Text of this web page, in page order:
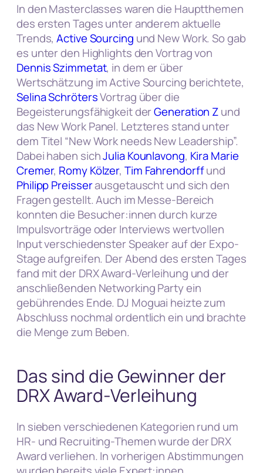
In den Masterclasses waren die Hauptthemen
des ersten Tages unter anderem aktuelle
Trends,Active Sourcing und New Work. So gab
es unter den Highlights den Vortrag von
Dennis Szimmetat, in dem er über
Wertschätzung im Active Sourcing berichtete,
Selina SchrötersVortrag über die
Begeisterungsfähigkeit derGeneration Zund
das New Work Panel. Letzteres stand unter
dem Titel “New Work needs New Leadership”.
Dabei haben sichJulia Kounlavong, Kira Marie
Cremer, Romy Kölzer, Tim Fahrendorffund
Philipp Preisserausgetauscht und sich den
Fragen gestellt. Auch im Messe-Bereich
konnten die Besucher:innen durch kurze
Impulsvorträge oder Interviews wertvollen
Input verschiedenster Speaker auf der Expo-
Stage aufgreifen. Der Abend des ersten Tages
fand mit der DRX Award-Verleihung und der
anschließenden Networking Party ein
gebührendes Ende. DJ Moguai heizte zum
Abschluss nochmal ordentlich ein und brachte
die Menge zum Beben.
Das sind die Gewinner der
DRX Award-Verleihung
In sieben verschiedenen Kategorien rund um
HR- und Recruiting-Themen wurde der DRX
Award verliehen. In vorherigen Abstimmungen